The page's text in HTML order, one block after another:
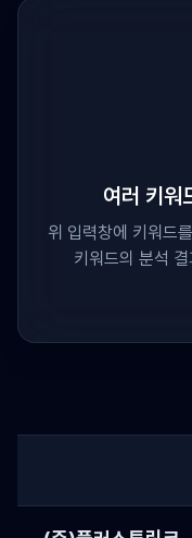
여러 키워
위 입력창에 키워드
키워드의 분석